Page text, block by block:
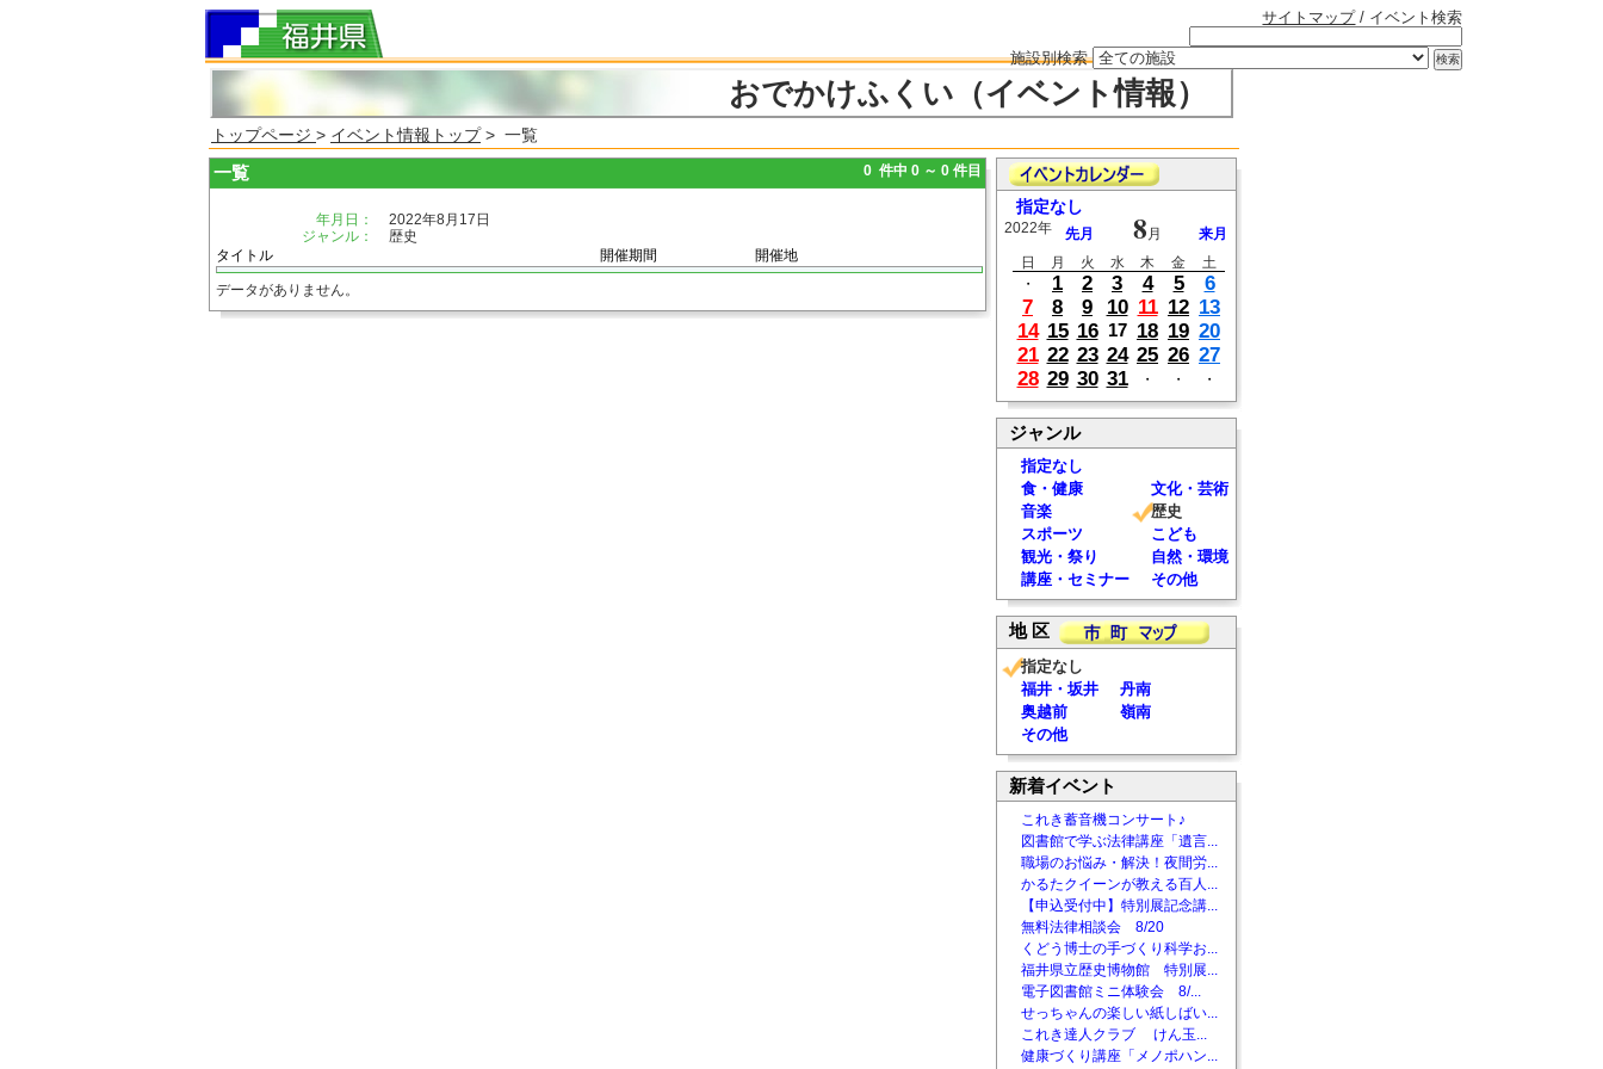
サイトマップ/ イベント検索
施設別検索
おでかけふくい（イベント情報）
トップページ > イベント情報トップ> 一覧
一覧 0 件中 0 ～ 0 件目
年月日：
2022年8月17日
ジャンル：
歴史
タイトル
開催期間 開催地
データがありません。
指定なし
2022年 先月 8 月
来月
日
月 火 水 木 金
土
・
1 2 3 4 5
6
7
8 9 10 11 12 13
14 15 16 17 18 19 20
21 22 23 24 25 26 27
28 29 30 31 ・ ・ ・
ジャンル
指定なし
食・健康
文化・芸術
音楽
歴史
スポーツ
こども
観光・祭り
自然・環境
講座・セミナー
その他
地 区
指定なし
福井・坂井
丹南
奥越前
嶺南
その他
新着イベント
これき蓄音機コンサート♪
図書館で学ぶ法律講座「遺言...
職場のお悩み・解決！夜間労...
かるたクイーンが教える百人...
【申込受付中】特別展記念講...
無料法律相談会 8/20
くどう博士の手づくり科学お...
福井県立歴史博物館 特別展...
電子図書館ミニ体験会 8/...
せっちゃんの楽しい紙しばい...
これき達人クラブ けん玉...
健康づくり講座「メノポハン...